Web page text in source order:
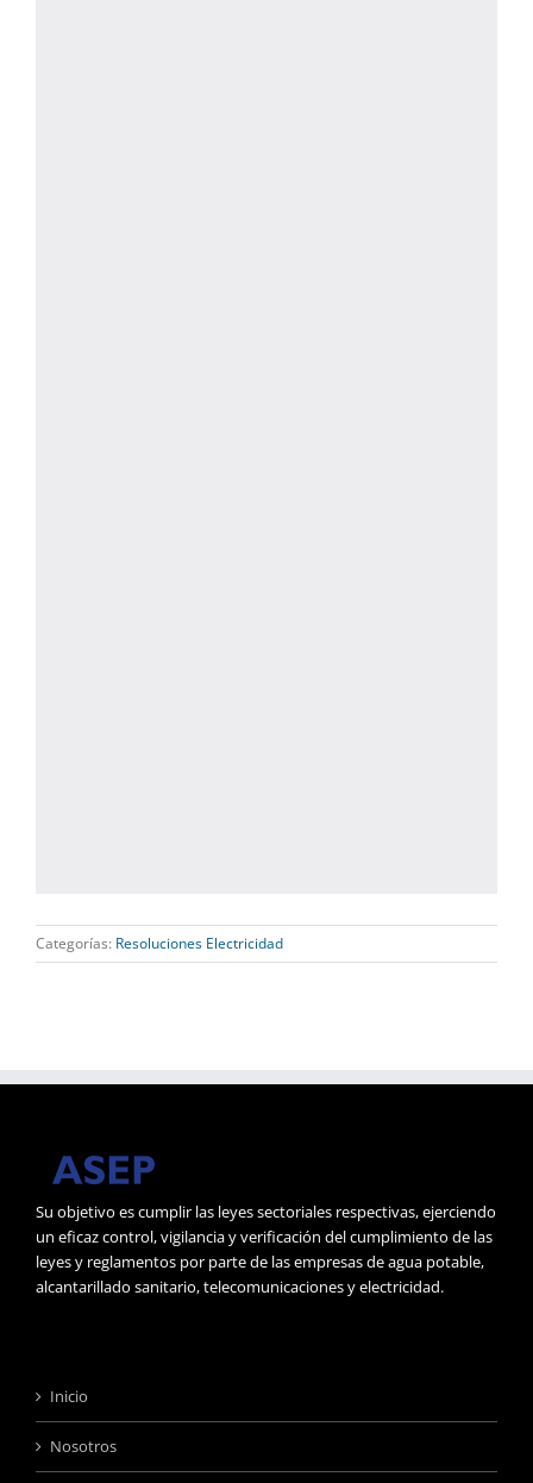
Categorías: Resoluciones Electricidad
Su objetivo es cumplir las leyes sectoriales respectivas, ejerciendo
un eficaz control, vigilancia y verificación del cumplimiento de las
leyes y reglamentos por parte de las empresas de agua potable,
alcantarillado sanitario, telecomunicaciones y electricidad.
Inicio
Nosotros